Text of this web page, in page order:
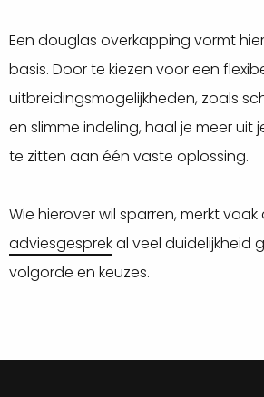
Een douglas overkapping vormt
basis. Door te kiezen voor een
uitbreidingsmogelijkheden, zoals
en slimme indeling, haal je meer uit
te zitten aan één vaste oplossing.
Wie hierover wil sparren, merkt
adviesgesprekal veel duidelijkheid
volgorde en keuzes.